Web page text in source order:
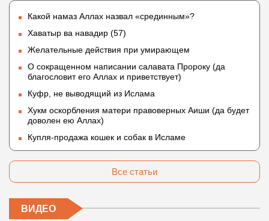
Какой намаз Аллах назвал «срединным»?
Хаватыр ва навадир (57)
Желательные действия при умирающем
О сокращенном написании салавата Пророку (да
благословит его Аллах и приветствует)
Куфр, не выводящий из Ислама
Хукм оскорбления матери правоверных Аиши (да будет
доволен ею Аллах)
Купля-продажа кошек и собак в Исламе
Все статьи
ВИДЕО